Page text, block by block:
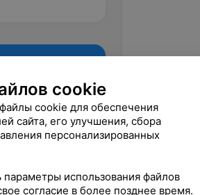
cookie
cookie для обеспечения
сайта, его улучшения, сбора
персонализированных
использования файлов
согласие в более позднее время.